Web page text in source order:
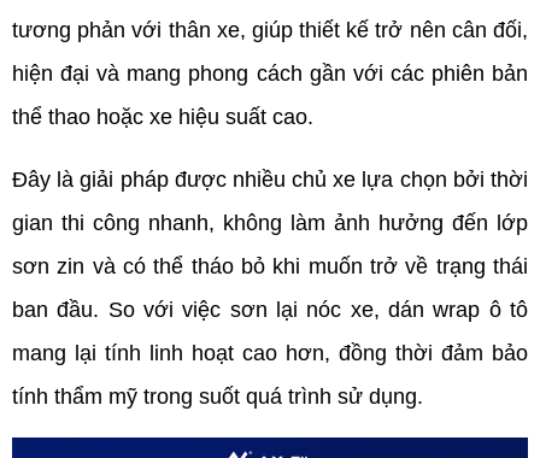
tương phản với thân xe, giúp thiết kế trở nên cân đối,
hiện đại và mang phong cách gần với các phiên bản
thể thao hoặc xe hiệu suất cao.
Đây là giải pháp được nhiều chủ xe lựa chọn bởi thời
gian thi công nhanh, không làm ảnh hưởng đến lớp
sơn zin và có thể tháo bỏ khi muốn trở về trạng thái
ban đầu. So với việc sơn lại nóc xe, dán wrap ô tô
mang lại tính linh hoạt cao hơn, đồng thời đảm bảo
tính thẩm mỹ trong suốt quá trình sử dụng.